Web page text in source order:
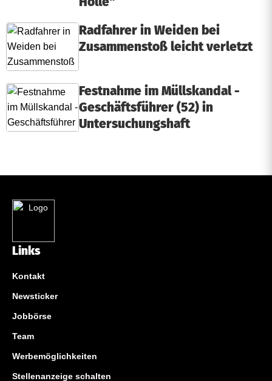
Radfahrer in Weiden bei
Zusammenstoß leicht verletzt
Festnahme im Müllskandal -
Geschäftsführer (52) in
Untersuchungshaft
Links
Kontakt
Newsticker
Jobbörse
Team
Werbemöglichkeiten
Stellenanzeige schalten